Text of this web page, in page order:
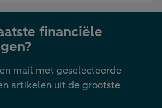
financiële
mail met geselecteerde
artikelen uit de grootste